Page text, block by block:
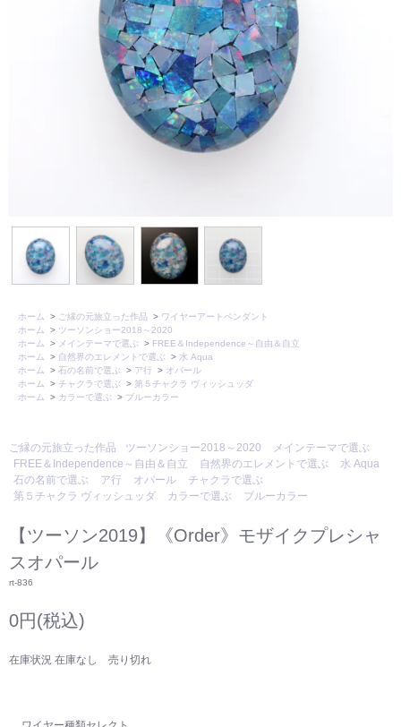
ホーム > ご縁の元旅立った作品 > ワイヤーアートペンダント
ホーム
> ツーソンショー2018～2020
ホーム
> メインテーマで選ぶ > FREE＆Independence～自由＆自立
ホーム
> 自然界のエレメントで選ぶ > 水 Aqua
ホーム
> 石の名前で選ぶ > ア行 > オパール
ホーム
> チャクラで選ぶ > 第５チャクラ ヴィッシュッダ
ホーム
> カラーで選ぶ > ブルーカラー
ご縁の元旅立った作品 ツーソンショー2018～2020
メインテーマで選ぶ
FREE＆Independence～自由＆自立
自然界のエレメントで選ぶ
水 Aqua
石の名前で選ぶ
ア行 オパール
チャクラで選ぶ
第５チャクラ ヴィッシュッダ
カラーで選ぶ ブルーカラー
【ツーソン2019】《Order》モザイクプレシャ
スオパール
rt-836
0円(税込)
在庫状況 在庫なし 売り切れ